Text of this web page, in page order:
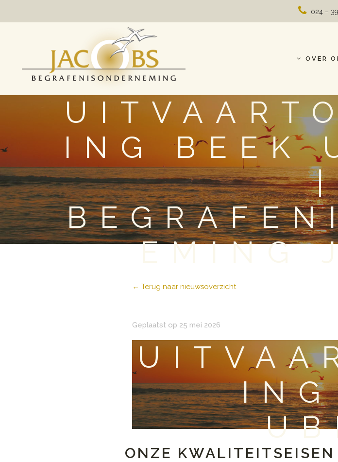
024 –
OVER
ING BEEK
|
EMING
← Terug naar nieuwsoverzicht
Geplaatst op 25 mei 2026
ONZE